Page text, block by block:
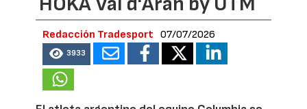
Redacción Tradesport 07/07/2026
3933